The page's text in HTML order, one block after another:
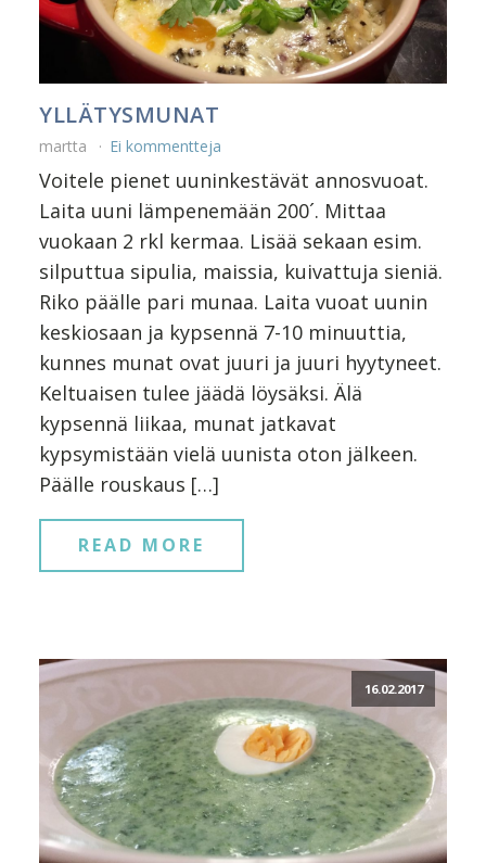
YLLÄTYSMUNAT
martta Ei kommentteja
Voitele pienet uuninkestävät annosvuoat.
Laita uuni lämpenemään 200´. Mittaa
vuokaan 2 rkl kermaa. Lisää sekaan esim.
silputtua sipulia, maissia, kuivattuja sieniä.
Riko päälle pari munaa. Laita vuoat uunin
keskiosaan ja kypsennä 7-10 minuuttia,
kunnes munat ovat juuri ja juuri hyytyneet.
Keltuaisen tulee jäädä löysäksi. Älä
kypsennä liikaa, munat jatkavat
kypsymistään vielä uunista oton jälkeen.
Päälle rouskaus […]
READ MORE
16.02.2017